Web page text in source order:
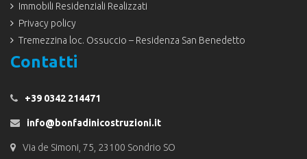
Immobili Residenziali Realizzati
Privacy policy
Tremezzina loc. Ossuccio – Residenza San Benedetto
Contatti
+39 0342 214471
info@bonfadinicostruzioni.it
Via de Simoni, 75, 23100 Sondrio SO